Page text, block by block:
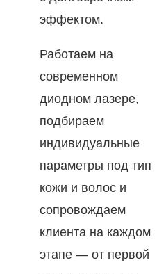
эффектом.
Работаем на
современном
диодном лазере,
подбираем
индивидуальные
параметры под тип
кожи и волос и
сопровождаем
клиента на каждом
этапе — от первой